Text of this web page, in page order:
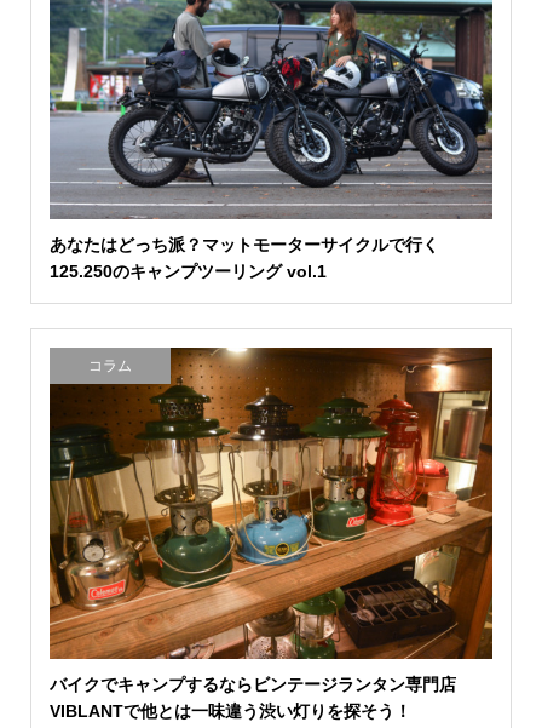
あなたはどっち派？マットモーターサイクルで行く
125.250のキャンプツーリング vol.1
コラム
バイクでキャンプするならビンテージランタン専門店
VIBLANTで他とは一味違う渋い灯りを探そう！